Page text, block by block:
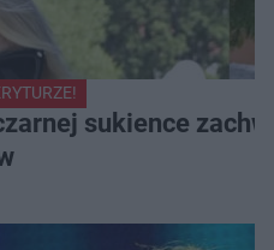
sukience